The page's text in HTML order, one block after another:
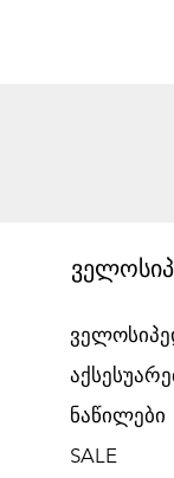
ნაწილები
SALE